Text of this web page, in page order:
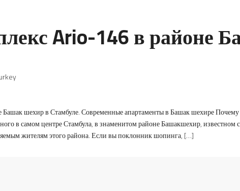
Ario-146 в районе
шехир в Стамбуле. Современные апартаменты в Башак шехире
в самом центре Стамбула, в знаменитом районе Башакшехир,
жителям этого района. Если вы поклонник шопинга, […]